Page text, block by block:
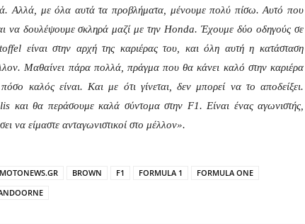
Αλλά, με όλα αυτά τα προβλήματα, μένουμε πολύ πίσω. Αυτό που
να δουλέψουμε σκληρά μαζί με την Honda. Έχουμε δύο οδηγούς σε
είναι στην αρχή της καριέρας του, και όλη αυτή η κατάσταση
Μαθαίνει πάρα πολλά, πράγμα που θα κάνει καλό στην καριέρα
καλός είναι. Και με ότι γίνεται, δεν μπορεί να το αποδείξει.
θα περάσουμε καλά σύντομα στην F1. Είναι ένας αγωνιστής,
να είμαστε ανταγωνιστικοί στο μέλλον».
BROWN F1 FORMULA 1
FORMULA ONE